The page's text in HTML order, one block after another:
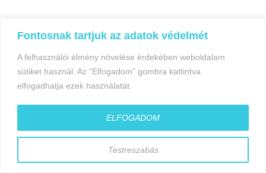
Fontosnak tartjuk az adatok védelmét
A felhasználói élmény növelése érdekében weboldalam
sütiket használ. Az “Elfogadom” gombra kattintva
elfogadhatja ezek használatát.
Testreszabás
ELFOGADOM